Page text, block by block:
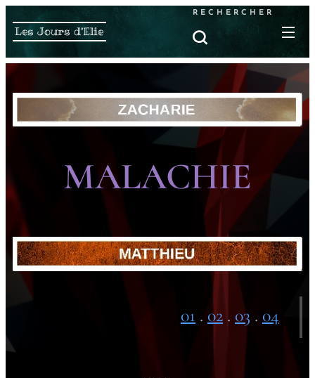
Les Jours d'Elie
RECHERCHER
MALACHIE
01 . 02 . 03 . 04